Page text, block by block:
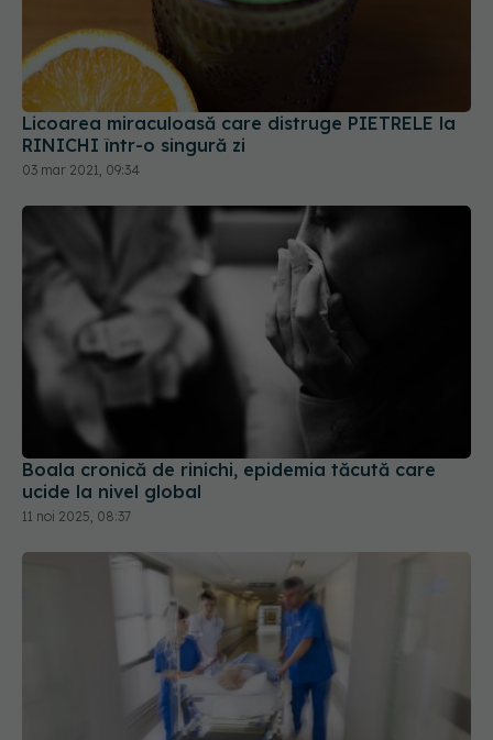
Licoarea miraculoasă care distruge PIETRELE la
RINICHI într-o singură zi
03 mar 2021, 09:34
Boala cronică de rinichi, epidemia tăcută care
ucide la nivel global
11 noi 2025, 08:37